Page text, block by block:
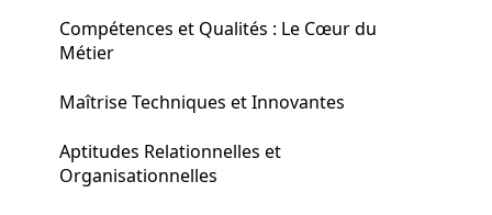
Compétences et Qualités : Le Cœur du
Métier
Maîtrise Techniques et Innovantes
Aptitudes Relationnelles et
Organisationnelles